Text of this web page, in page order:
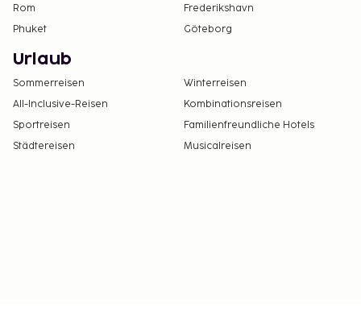
Rom
Frederikshavn
Phuket
Göteborg
Urlaub
Sommerreisen
Winterreisen
All-Inclusive-Reisen
Kombinationsreisen
Sportreisen
Familienfreundliche Hotels
Städtereisen
Musicalreisen